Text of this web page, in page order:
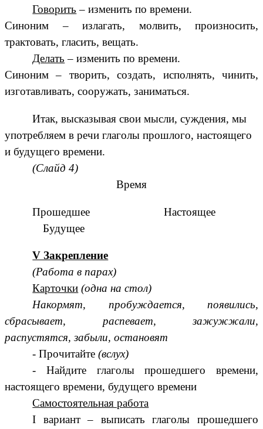
Говорить – изменить по времени.
Синоним – излагать, молвить, произносить,
трактовать, гласить, вещать.
Делать – изменить по времени.
Синоним – творить, создать, исполнять, чинить,
изготавливать, сооружать, заниматься.
Итак, высказывая свои мысли, суждения, мы
употребляем в речи глаголы прошлого, настоящего
и будущего времени.
(Слайд 4)
Время
Прошедшее Настоящее
Будущее
V Закрепление
(Работа в парах)
Карточки (одна на стол)
Накормят, пробуждается, появились,
сбрасывает, распевает, зажужжали,
распустятся, забыли, остановят
- Прочитайте(вслух)
- Найдите глаголы прошедшего времени,
настоящего времени, будущего времени
Самостоятельная работа
I вариант – выписать глаголы прошедшего